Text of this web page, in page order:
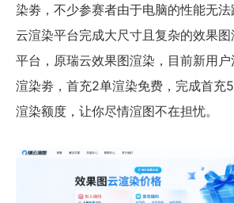
染劵，不少参赛者由于电脑的性能无
云渲染平台完成大尺寸且复杂的效果
平台，原瑞云效果图渲染，目前新用
渲染劵，首充2单渲染免费，完成首充
渲染额度，让你尽情渲图不在担忧。